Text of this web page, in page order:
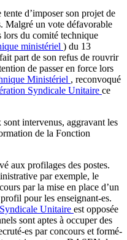
d’imposer son projet de
Malgré un vote défavorable
lors du comité technique
ministériel ) du 13
part de son refus de rouvrir
de passer en force lors
Ministériel , reconvoqué
Syndicale Unitaire ce
intervenus, aggravant les
de la Fonction
aux profilages des postes.
par exemple, le
par la mise en place d’un
pour les enseignant-es.
Unitaire est opposée
sont aptes à occuper des
es par concours et formé-